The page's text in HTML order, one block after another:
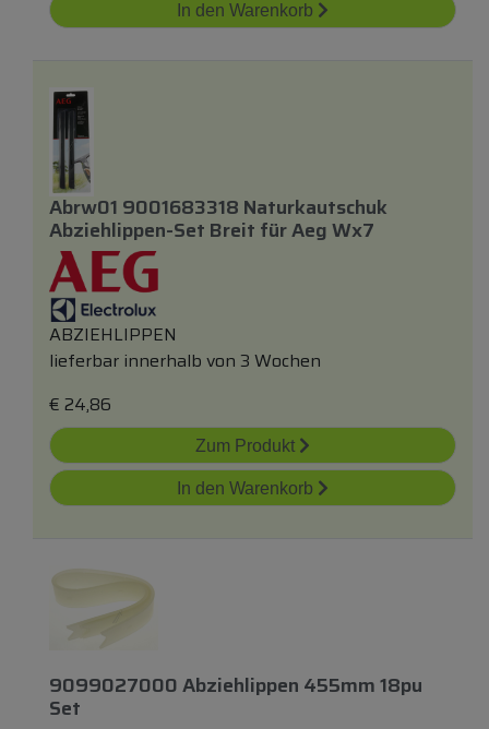
In den Warenkorb
Abrw01 9001683318 Naturkautschuk
Abziehlippen-Set Breit fürAeg Wx7
ABZIEHLIPPEN
lieferbar innerhalb von 3 Wochen
€ 24,86
Zum Produkt
In den Warenkorb
9099027000 Abziehlippen 455mm 18pu
Set